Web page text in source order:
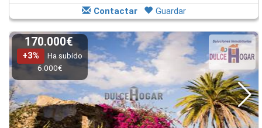
Contactar Guardar
170.000€
+3%
Ha subido
6.000€